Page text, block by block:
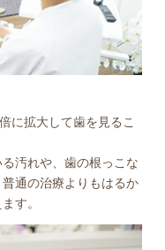
に拡大して歯を見るこ
汚れや、歯の根っこな
通の治療よりもはるか
す。